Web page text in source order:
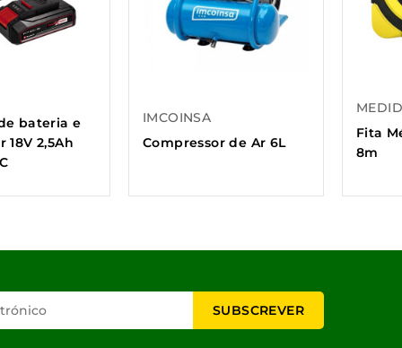
bateria e
18V 2,5Ah
IMCOINSA
Compressor de Ar 6L
MEDID
Fita
8m